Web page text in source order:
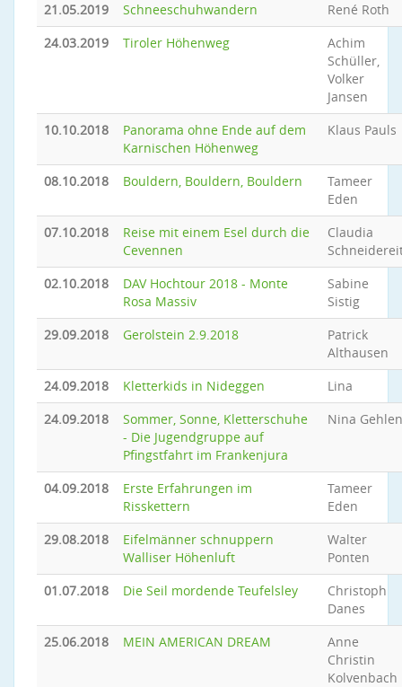
21.05.2019
Schneeschuhwandern
René Roth
24.03.2019
Tiroler Höhenweg
Achim
Schüller,
Volker
Jansen
10.10.2018
Panorama ohne Ende auf dem
Karnischen Höhenweg
Klaus Pauls
08.10.2018 Bouldern, Bouldern, Bouldern
Tameer
Eden
07.10.2018
Reise mit einem Esel durch die
Cevennen
Claudia
02.10.2018
DAV Hochtour 2018 - Monte
Rosa Massiv
Sabine
Sistig
29.09.2018
Gerolstein 2.9.2018
Patrick
Althausen
24.09.2018
Kletterkids in Nideggen
Lina
24.09.2018
Sommer, Sonne, Kletterschuhe
- Die Jugendgruppe auf
Pfingstfahrt im Frankenjura
Nina Gehlen
04.09.2018
Erste Erfahrungen im
Risskettern
Tameer
Eden
29.08.2018
Eifelmänner schnuppern
Walliser Höhenluft
Walter
Ponten
01.07.2018
Die Seil mordende Teufelsley
Christoph
Danes
25.06.2018
MEIN AMERICAN DREAM
Anne
Christin
Kolvenbach